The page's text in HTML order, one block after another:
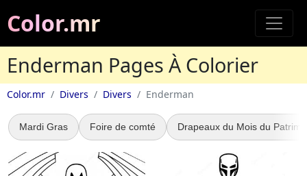
Color.mr
Enderman Pages À Colorier
Color.mr Divers Divers Enderman
Mardi Gras Foire de comté Drapeaux du Mois du